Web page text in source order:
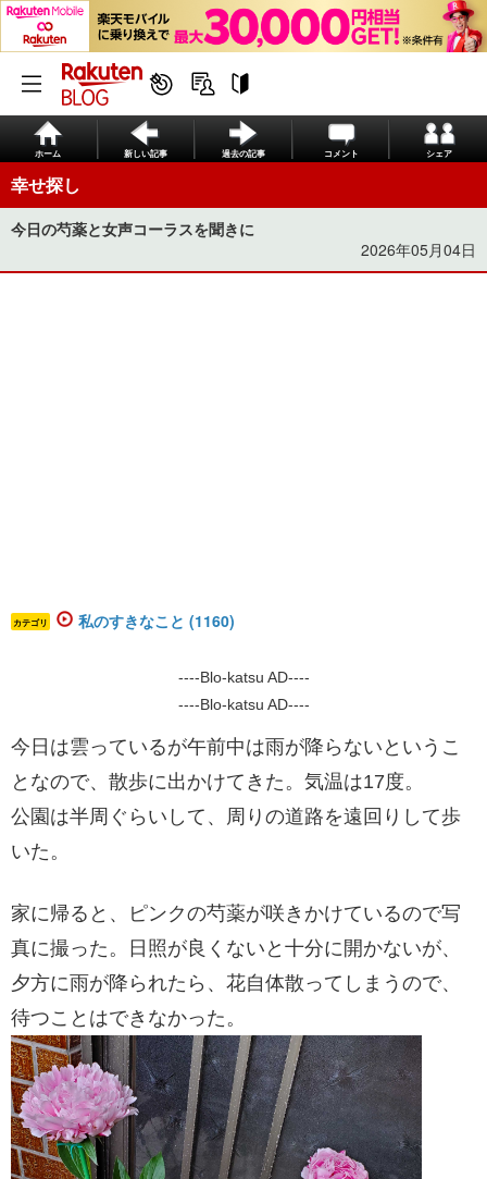
ホーム 新しい記事 過去の記事 コメント シェア
幸せ探し
今日の芍薬と女声コーラスを聞きに
2026年05月04日
カテゴリ 私のすきなこと (1160)
----Blo-katsu AD----
----Blo-katsu AD----
​今日は雲っているが午前中は雨が降らないというこ
となので、散歩に出かけてきた。気温は17度。
公園は半周ぐらいして、周りの道路を遠回りして歩
いた。
家に帰ると、ピンクの芍薬が咲きかけているので写
真に撮った。日照が良くないと十分に開かないが、
夕方に雨が降られたら、花自体散ってしまうので、
待つことはできなかった。